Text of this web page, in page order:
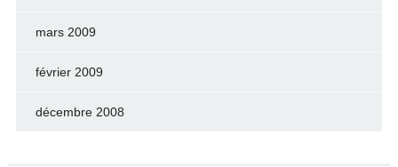
mars 2009
février 2009
décembre 2008